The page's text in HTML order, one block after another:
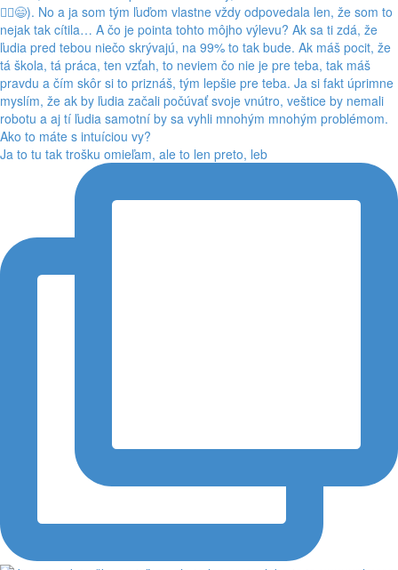
Ja to tu tak trošku omieľam, ale to len preto, leb